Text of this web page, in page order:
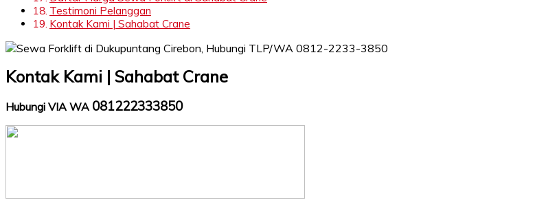
Testimoni Pelanggan
Kontak Kami | Sahabat Crane
Kontak Kami | Sahabat Crane
Hubungi VIA WA 081222333850